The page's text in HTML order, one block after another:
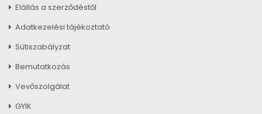
Elállás a szerződéstől
Adatkezelési tájékoztató
Sütiszabályzat
Bemutatkozás
Vevőszolgálat
GYIK